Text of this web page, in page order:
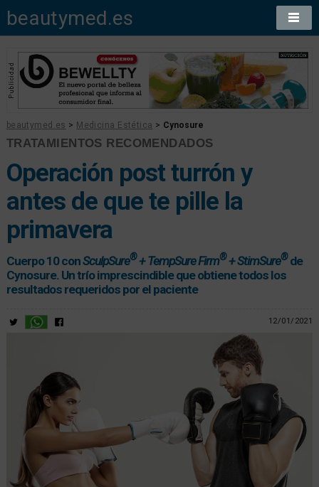
beautymed.es
beautymed.es > Medicina Estética > Cynosure
TRATAMIENTOS RECOMENDADOS
Operación post turrón y
antes de que te pille la
primavera
Cuerpo 10 conSculpSure®+ TempSure Firm®+ StimSure®de
Cynosure. Un trío imprescindible que obtiene todos los
resultados requeridos por el paciente
12/01/2021